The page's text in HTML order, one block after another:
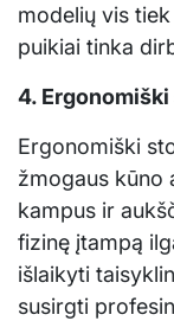
modelių vis
puikiai tinka
4.
Ergonomiški
žmogaus kūno
kampus ir
fizinę įtampą
išlaikyti
susirgti